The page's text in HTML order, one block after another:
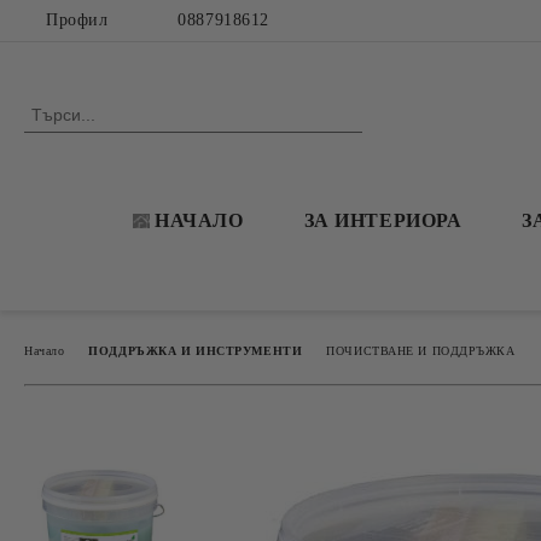
Профил 0887918612
НАЧАЛО ЗА ИНТЕРИОРА
Начало ПОДДРЪЖКА И ИНСТРУМЕНТИ ПОЧИСТВАНЕ И ПОДДРЪЖКА